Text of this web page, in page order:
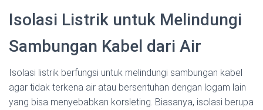
Isolasi Listrik untuk Melindungi
Sambungan Kabel dari Air
Isolasi listrik berfungsi untuk melindungi sambungan kabel
agar tidak terkena air atau bersentuhan dengan logam lain
yang bisa menyebabkan korsleting. Biasanya, isolasi berupa